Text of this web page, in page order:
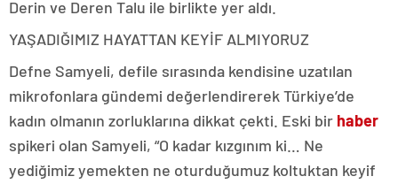
Derin ve Deren Talu ile birlikte yer aldı.
YAŞADIĞIMIZ HAYATTAN KEYİF ALMIYORUZ
Defne Samyeli, defile sırasında kendisine uzatılan
mikrofonlara gündemi değerlendirerek Türkiye’de
kadın olmanın zorluklarına dikkat çekti. Eski bir haber
spikeri olan Samyeli, “O kadar kızgınım ki… Ne
yediğimiz yemekten ne oturduğumuz koltuktan keyif